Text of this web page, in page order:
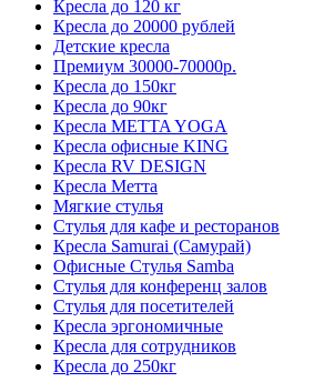
Кресла до 120 кг
Кресла до 20000 рублей
Детские кресла
Премиум 30000-70000р.
Кресла до 150кг
Кресла до 90кг
Кресла METTA YOGA
Кресла офисные KING
Кресла RV DESIGN
Кресла Метта
Мягкие стулья
Стулья для кафе и ресторанов
Кресла Samurai (Самурай)
Офисные Стулья Samba
Стулья для конференц залов
Стулья для посетителей
Кресла эргономичные
Кресла для сотрудников
Кресла до 250кг